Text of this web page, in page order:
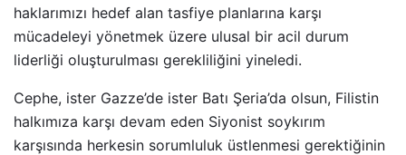
haklarımızı hedef alan tasfiye planlarına karşı
mücadeleyi yönetmek üzere ulusal bir acil durum
liderliği oluşturulması gerekliliğini yineledi.
Cephe, ister Gazze’de ister Batı Şeria’da olsun, Filistin
halkımıza karşı devam eden Siyonist soykırım
karşısında herkesin sorumluluk üstlenmesi gerektiğinin